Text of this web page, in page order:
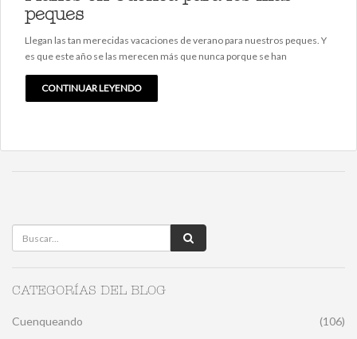
peques
Llegan las tan merecidas vacaciones de verano para nuestros peques. Y
es que este año se las merecen más que nunca porque se han
CONTINUAR LEYENDO
CATEGORÍAS DEL BLOG
Cuenqueando (106)